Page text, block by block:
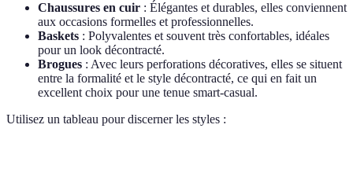
Chaussures en cuir : Élégantes et durables, elles conviennent
aux occasions formelles et professionnelles.
Baskets : Polyvalentes et souvent très confortables, idéales
pour un look décontracté.
Brogues : Avec leurs perforations décoratives, elles se situent
entre la formalité et le style décontracté, ce qui en fait un
excellent choix pour une tenue smart-casual.
Utilisez un tableau pour discerner les styles :